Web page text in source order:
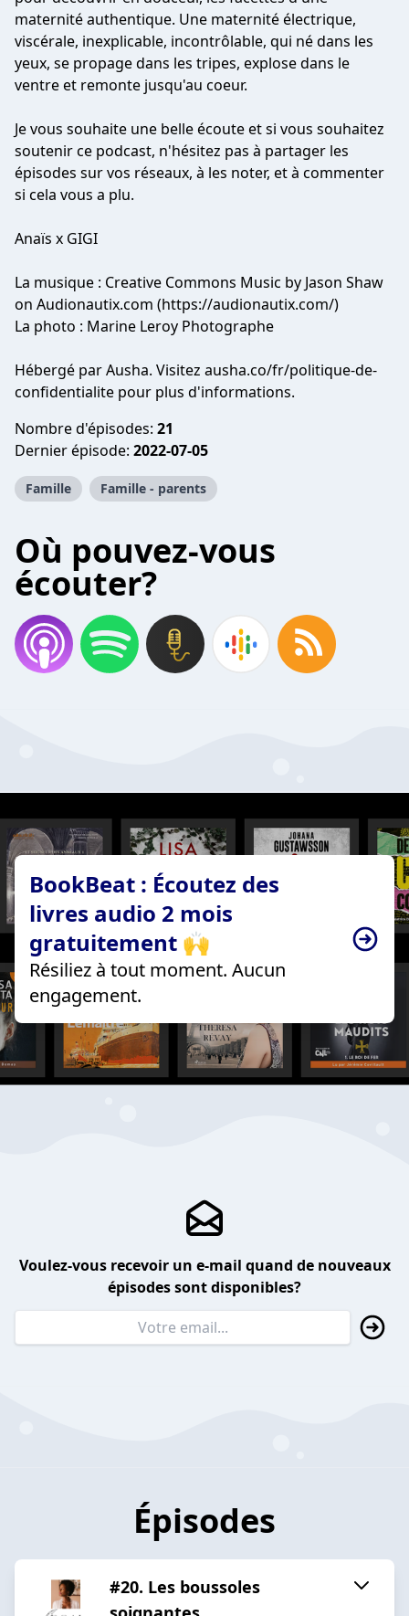
maternité authentique. Une maternité électrique,
viscérale, inexplicable, incontrôlable, qui né dans les
yeux, se propage dans les tripes, explose dans le
ventre et remonte jusqu'au coeur.
Je vous souhaite une belle écoute et si vous souhaitez
soutenir ce podcast, n'hésitez pas à partager les
épisodes sur vos réseaux, à les noter, et à commenter
si cela vous a plu.
Anaïs x GIGI
La musique : Creative Commons Music by Jason Shaw
on Audionautix.com (https://audionautix.com/)
La photo : Marine Leroy Photographe
Hébergé par Ausha. Visitez ausha.co/fr/politique-de-
confidentialite pour plus d'informations.
Nombre d'épisodes: 21
Dernier épisode: 2022-07-05
Famille Famille - parents
Où pouvez-vous
écouter?
BookBeat : Écoutez des
livres audio 2 mois
gratuitement 🙌
Résiliez à tout moment. Aucun
engagement.
Voulez-vous recevoir un e-mail quand de nouveaux
épisodes sont disponibles?
Épisodes
#20. Les boussoles